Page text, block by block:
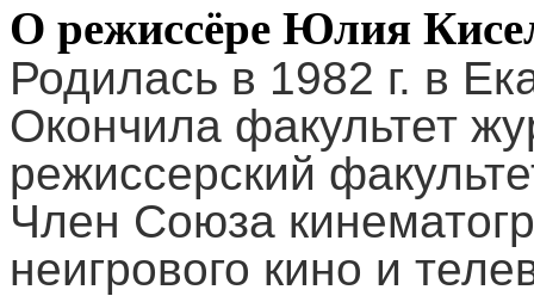
О режиссёре Юлия
Родилась в 1982 г. в
Окончила факультет
режиссерский
Член Союза
неигрового кино и